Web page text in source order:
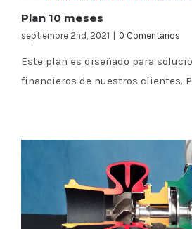
Plan 10 meses
septiembre 2nd, 2021 0 Comentarios
Este plan es diseñado para
financieros de nuestros clientes.